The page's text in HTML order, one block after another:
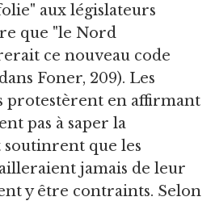
aux législateurs
que "le Nord
ce nouveau code
Foner, 209). Les
protestèrent en affirmant
pas à saper la
que les
jamais de leur
y être contraints. Selon